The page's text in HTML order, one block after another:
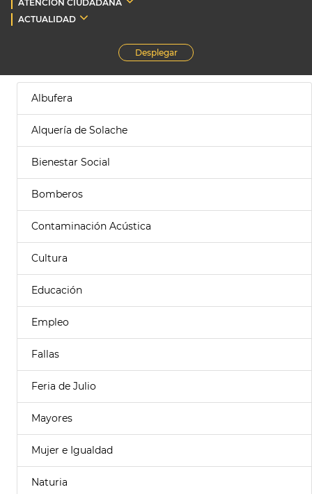
ATENCIÓN CIUDADANA
ACTUALIDAD
Desplegar
Albufera
Alquería de Solache
Bienestar Social
Bomberos
Contaminación Acústica
Cultura
Educación
Empleo
Fallas
Feria de Julio
Mayores
Mujer e Igualdad
Naturia